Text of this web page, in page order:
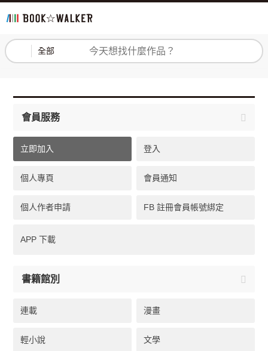
全部 登入 註冊
會員服務
立即加入 登入
個人專頁 會員通知
個人作者申請 FB 註冊會員帳號綁定
APP 下載
書籍館別
連載 漫畫
輕小說 文學